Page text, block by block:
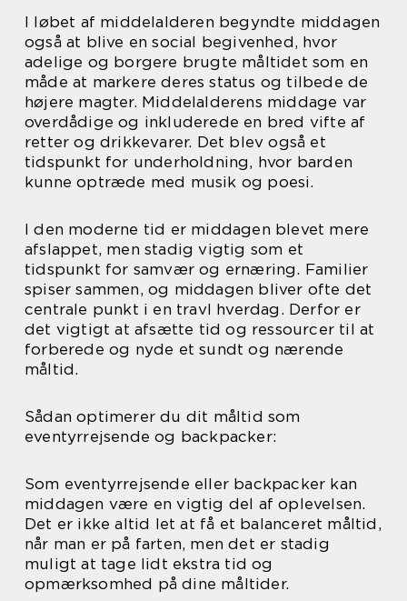
I løbet af middelalderen begyndte middagen
også at blive en social begivenhed, hvor
adelige og borgere brugte måltidet som en
måde at markere deres status og tilbede de
højere magter. Middelalderens middage var
overdådige og inkluderede en bred vifte af
retter og drikkevarer. Det blev også et
tidspunkt for underholdning, hvor barden
kunne optræde med musik og poesi.
I den moderne tid er middagen blevet mere
afslappet, men stadig vigtig som et
tidspunkt for samvær og ernæring. Familier
spiser sammen, og middagen bliver ofte det
centrale punkt i en travl hverdag. Derfor er
det vigtigt at afsætte tid og ressourcer til at
forberede og nyde et sundt og nærende
måltid.
Sådan optimerer du dit måltid som
eventyrrejsende og backpacker:
Som eventyrrejsende eller backpacker kan
middagen være en vigtig del af oplevelsen.
Det er ikke altid let at få et balanceret måltid,
når man er på farten, men det er stadig
muligt at tage lidt ekstra tid og
opmærksomhed på dine måltider.